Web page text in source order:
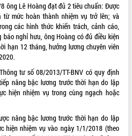
ông Lê Hoàng đạt đủ 2 tiêu chuẩn: Được
mức hoàn thành nhiệm vụ trở lên; và
các hình thức khiển trách, cảnh cáo,
nghỉ hưu, ông Hoàng có đủ điều kiện
hạn 12 tháng, hưởng lương chuyên viên
tư số 08/2013/TT-BNV có quy định
nâng bậc lương trước thời hạn do lập
hiện nhiệm vụ trong cùng ngạch hoặc
nâng bậc lương trước thời hạn do lập
hiện nhiệm vụ vào ngày 1/1/2018 (theo